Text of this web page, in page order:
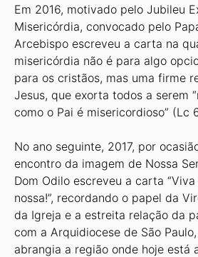
Em 2016, motivado pelo Jubileu
Misericórdia, convocado pelo
Arcebispo escreveu a carta na
misericórdia não é para algo
para os cristãos, mas uma firme
Jesus, que exorta todos a serem
como o Pai é misericordioso” (Lc
No ano seguinte, 2017, por
encontro da imagem de Nossa
Dom Odilo escreveu a carta
nossa!”, recordando o papel da
da Igreja e a estreita relação da
com a Arquidiocese de São
abrangia a região onde hoje está